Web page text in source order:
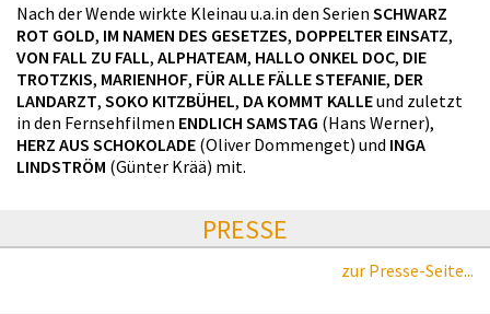
Nach der Wende wirkte Kleinau u.a.in den Serien SCHWARZ
ROT GOLD, IM NAMEN DES GESETZES, DOPPELTER EINSATZ,
VON FALL ZU FALL, ALPHATEAM, HALLO ONKEL DOC, DIE
TROTZKIS, MARIENHOF, FÜR ALLE FÄLLE STEFANIE, DER
LANDARZT, SOKO KITZBÜHEL, DA KOMMT KALLEund zuletzt
in den Fernsehfilmen ENDLICH SAMSTAG (Hans Werner),
HERZ AUS SCHOKOLADE (Oliver Dommenget) und INGA
LINDSTRÖM (Günter Krää) mit.
PRESSE
zur Presse-Seite...